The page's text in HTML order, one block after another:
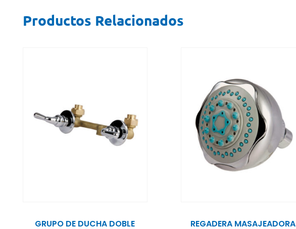
Productos Relacionados
GRUPO DE DUCHA DOBLE
REGADERA MASAJEADORA